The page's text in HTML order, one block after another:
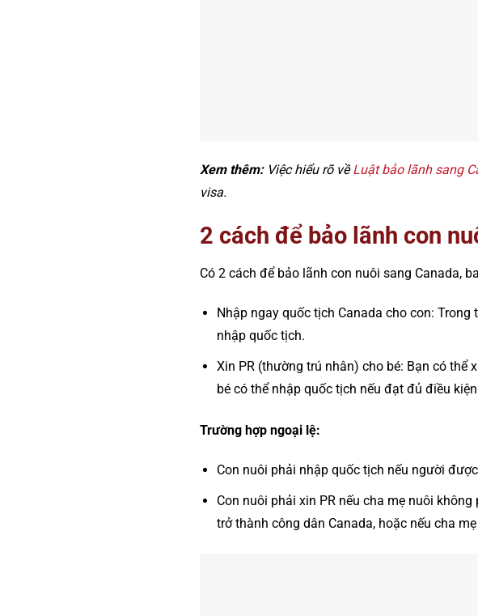
Xem thêm:Việc hiểu rõ vềLuật bảo lãnh sang
visa.
2 cách để bảo lãnh con
Có 2 cách để bảo lãnh con nuôi sang Canada,
Nhập ngay quốc tịch Canada cho con:
nhập quốc tịch.
Xin PR (thường trú nhân) cho bé: Bạn có thể
bé có thể nhập quốc tịch nếu đạt đủ điều
Trường hợp ngoại lệ:
Con nuôi phải nhập quốc tịch nếu người
Con nuôi phải xin PR nếu cha mẹ nuôi
trở thành công dân Canada, hoặc nếu cha